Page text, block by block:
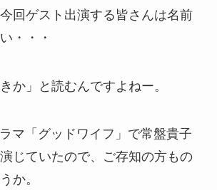
回ゲスト出演する皆さんは名前
・・・
か」と読むんですよねー。
マ「グッドワイフ」で常盤貴子
じていたので、ご存知の方もの
か。